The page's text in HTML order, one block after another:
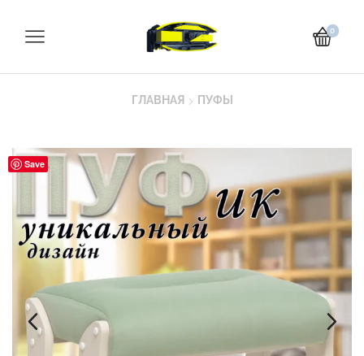
0
ГЛАВНАЯ ПУФЫ
Save